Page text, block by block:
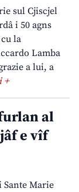
sul Cjiscjel
i 50 agns
la
Lamba
a lui, a
+
al
e vîf
Sante Marie